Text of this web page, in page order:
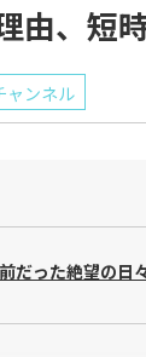
由、短
ャンネル
だった絶望の日